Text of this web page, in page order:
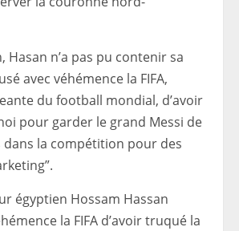
Hasan n’a pas pu contenir sa
avec véhémence la FIFA,
du football mondial, d’avoir
pour garder le grand Messi de
la compétition pour des
égyptien Hossam Hassan
la FIFA d’avoir truqué la